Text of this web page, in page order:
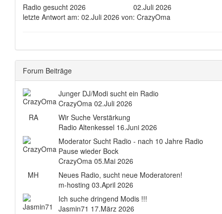
Radio gesucht 2026
02.Juli 2026
letzte Antwort am: 02.Juli 2026 von: CrazyOma
Forum Beiträge
Junger DJ/Modi sucht ein Radio
CrazyOma02.Juli 2026
RA
Wir Suche Verstärkung
Radio Altenkessel 16.Juni 2026
Moderator Sucht Radio - nach 10 Jahre Radio
Pause wieder Bock
CrazyOma05.Mai 2026
MH
Neues Radio, sucht neue Moderatoren!
m-hosting03.April 2026
Ich suche dringend Modis !!!
Jasmin71 17.März 2026